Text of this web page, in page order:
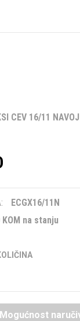
CEV 16/11
ECGX16/11N
KOM na stanju
Mogućnost